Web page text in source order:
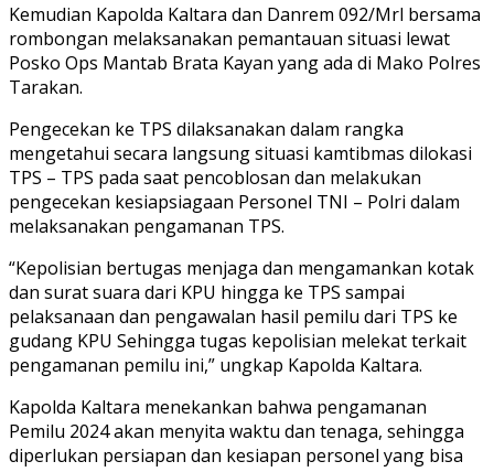
Kemudian Kapolda Kaltara dan Danrem 092/Mrl bersama
rombongan melaksanakan pemantauan situasi lewat
Posko Ops Mantab Brata Kayan yang ada di Mako Polres
Tarakan.
Pengecekan ke TPS dilaksanakan dalam rangka
mengetahui secara langsung situasi kamtibmas dilokasi
TPS – TPS pada saat pencoblosan dan melakukan
pengecekan kesiapsiagaan Personel TNI – Polri dalam
melaksanakan pengamanan TPS.
“Kepolisian bertugas menjaga dan mengamankan kotak
dan surat suara dari KPU hingga ke TPS sampai
pelaksanaan dan pengawalan hasil pemilu dari TPS ke
gudang KPU Sehingga tugas kepolisian melekat terkait
pengamanan pemilu ini,” ungkap Kapolda Kaltara.
Kapolda Kaltara menekankan bahwa pengamanan
Pemilu 2024 akan menyita waktu dan tenaga, sehingga
diperlukan persiapan dan kesiapan personel yang bisa